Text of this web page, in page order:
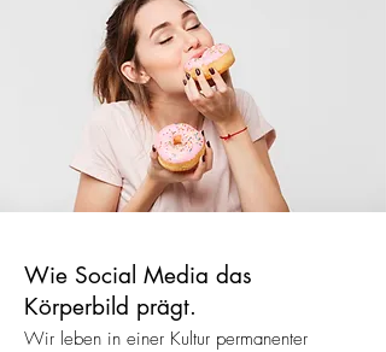
Wie Social Media das
Körperbild prägt.
Wir leben in einer Kultur permanenter